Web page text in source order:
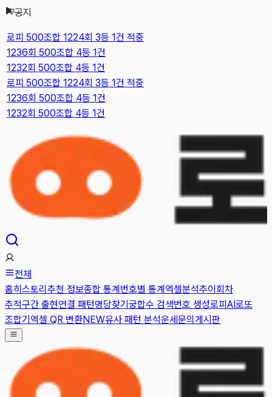
공지
로피 500조합 1224회 3등 1건 적중
1236회 500조합 4등 1건
1232회 500조합 4등 1건
로피 500조합 1224회 3등 1건 적중
1236회 500조합 4등 1건
1232회 500조합 4등 1건
전체
홈히스토리 추천 정보종합 통계번호별 통계엑셀분석추이 회차
추적구간 출현연결 패턴명당찾기궁합수 검색번호 생성로피AI로또
조합기엑셀 QR 변환NEW유사 패턴 분석운세문의게시판